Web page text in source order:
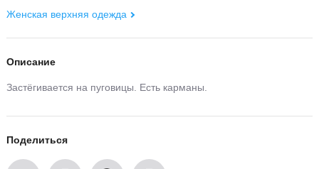
Женская верхняя одежда
Описание
Застёгивается на пуговицы. Есть карманы.
Поделиться